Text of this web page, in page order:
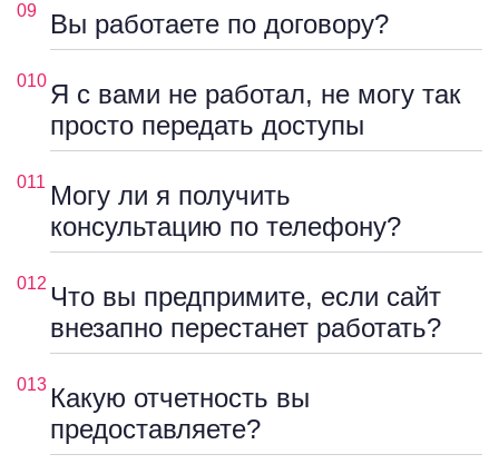
09 Вы работаете по договору?
010 Я с вами не работал, не могу так
просто передать доступы
011 Могу ли я получить
консультацию по телефону?
012 Что вы предпримите, если сайт
внезапно перестанет работать?
013 Какую отчетность вы
предоставляете?